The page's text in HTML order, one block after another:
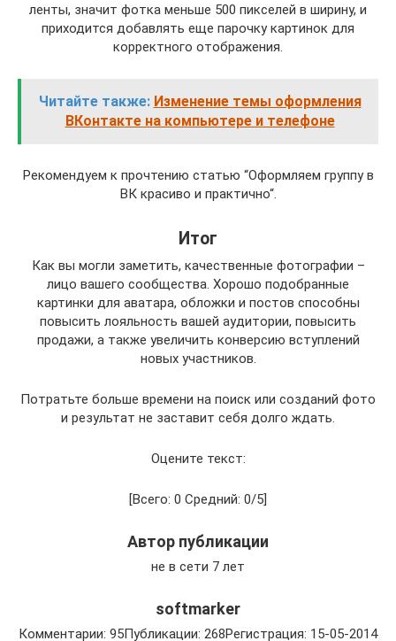
ленты, значит фотка меньше 500 пикселей в ширину, и
приходится добавлять еще парочку картинок для
корректного отображения.
Читайте также: Изменение темы оформления
ВКонтакте на компьютере и телефоне
Рекомендуем к прочтению статью “Оформляем группу в
ВК красиво и практично“.
Итог
Как вы могли заметить, качественные фотографии –
лицо вашего сообщества. Хорошо подобранные
картинки для аватара, обложки и постов способны
повысить лояльность вашей аудитории, повысить
продажи, а также увеличить конверсию вступлений
новых участников.
Потратьте больше времени на поиск или созданий фото
и результат не заставит себя долго ждать.
Оцените текст:
[Всего: 0 Средний: 0/5]
Автор публикации
не в сети 7 лет
softmarker
Комментарии: 95Публикации: 268Регистрация: 15-05-2014